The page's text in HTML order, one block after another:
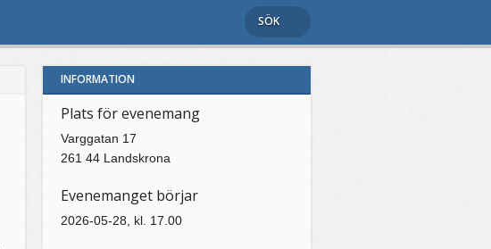
SÖK
INFORMATION
Plats för evenemang
Varggatan 17
261 44 Landskrona
Evenemanget börjar
2026-05-28, kl. 17.00